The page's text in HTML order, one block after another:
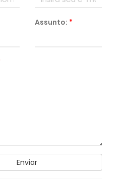
Assunto: *
Enviar